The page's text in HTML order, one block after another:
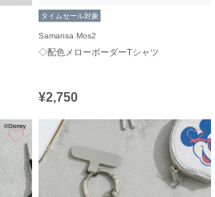
タイムセール対象
Samansa Mos2
◇配色メローボーダーTシャツ
¥2,750
お気に入り